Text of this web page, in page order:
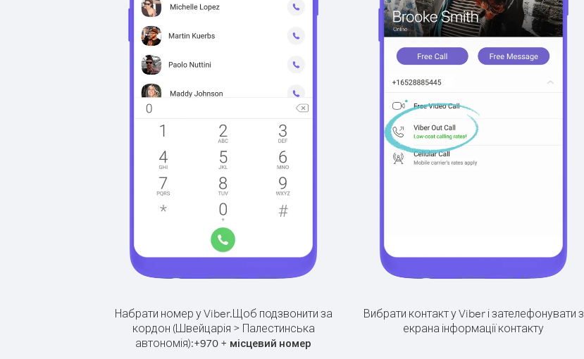
Набрати номер у Viber.Щоб подзвонити за
кордон (Швейцарія > Палестинська
автономія):+970 + місцевий номер
Вибрати контакт у Viber і зателефонувати з
екрана інформації контакту